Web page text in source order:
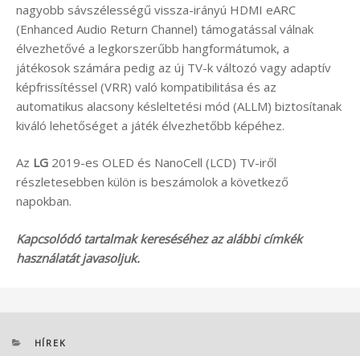
nagyobb sávszélességű vissza-irányú HDMI eARC
(Enhanced Audio Return Channel) támogatással válnak
élvezhetővé a legkorszerűbb hangformátumok, a
játékosok számára pedig az új TV-k változó vagy adaptív
képfrissítéssel (VRR) való kompatibilitása és az
automatikus alacsony késleltetési mód (ALLM) biztosítanak
kiváló lehetőséget a játék élvezhetőbb képéhez.
Az LG 2019-es OLED és NanoCell (LCD) TV-iről
részletesebben külön is beszámolok a következő
napokban.
Kapcsolódó tartalmak kereséséhez az alábbi címkék
használatát javasoljuk.
KATEGÓRIÁK
HÍREK